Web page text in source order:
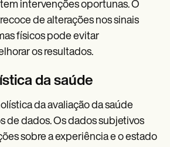
intervenções oportunas. O
de alterações nos sinais
físicos pode evitar
os resultados.
da saúde
da avaliação da saúde
de dados. Os dados subjetivos
sobre a experiência e o estado